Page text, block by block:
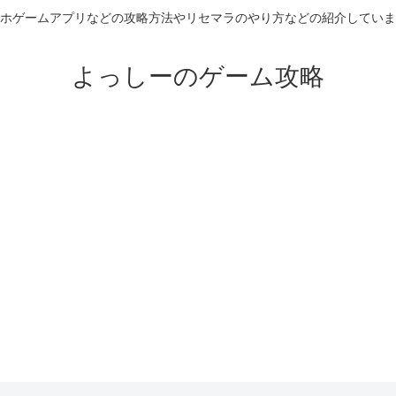
ゲームアプリなどの攻略方法やリセマラのやり方などの紹介してい
よっしーのゲーム攻略